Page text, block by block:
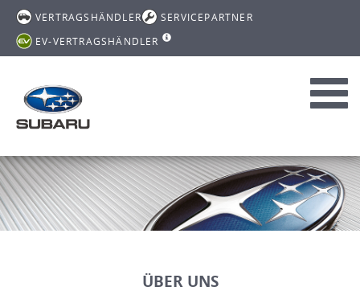
VERTRAGSHÄNDLER
SERVICEPARTNER
EV-VERTRAGSHÄNDLER
ÜBER UNS